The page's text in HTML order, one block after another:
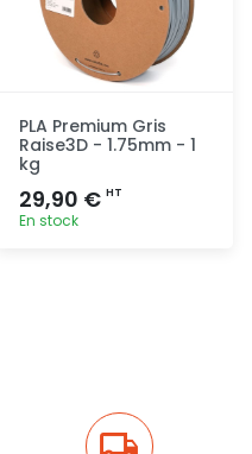
PLA Premium Gris
Raise3D - 1.75mm - 1
kg
29,90 € HT
En stock